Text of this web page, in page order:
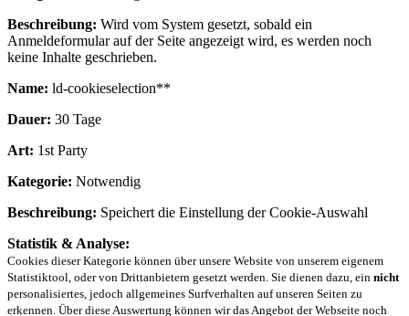
Beschreibung: Wird vom System gesetzt, sobald ein
Anmeldeformular auf der Seite angezeigt wird, es werden noch
keine Inhalte geschrieben.
Name: ld-cookieselection**
Dauer: 30 Tage
Art: 1st Party
Kategorie: Notwendig
Beschreibung: Speichert die Einstellung der Cookie-Auswahl
Statistik & Analyse:
Cookies dieser Kategorie können über unsere Website von unserem eigenem
Statistiktool, oder von Drittanbietern gesetzt werden. Sie dienen dazu, ein nicht
personalisiertes, jedoch allgemeines Surfverhalten auf unseren Seiten zu
erkennen. Über diese Auswertung können wir das Angebot der Webseite noch